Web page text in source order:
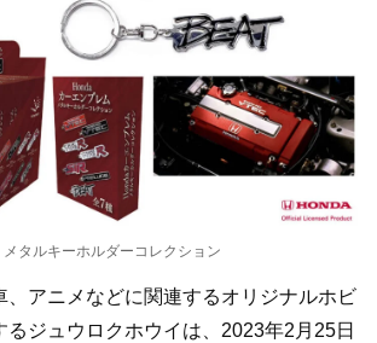
タルキーホルダーコレクション
、アニメなどに関連するオリジナルホビ
るジュウロクホウイは、2023年2月25日